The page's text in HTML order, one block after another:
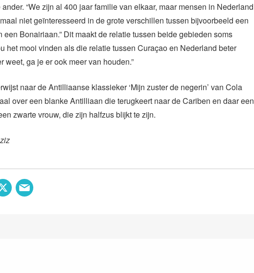
“We zijn al 400 jaar familie van elkaar, maar mensen in Nederland
niet geïnteresseerd in de grote verschillen tussen bijvoorbeeld een
een Bonairiaan.” Dit maakt de relatie tussen beide gebieden soms
het mooi vinden als die relatie tussen Curaçao en Nederland beter
weet, ga je er ook meer van houden.”
naar de Antilliaanse klassieker ‘Mijn zuster de negerin’ van Cola
over een blanke Antilliaan die terugkeert naar de Cariben en daar een
zwarte vrouw, die zijn halfzus blijkt te zijn.